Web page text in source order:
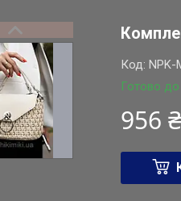
Готово до
Код:NPK-
956